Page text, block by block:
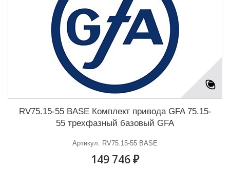
RV75.15-55 BASE Комплект привода GFA 75.15-
55 трехфазный базовый GFA
Артикул: RV75.15-55 BASE
149 746 ₽